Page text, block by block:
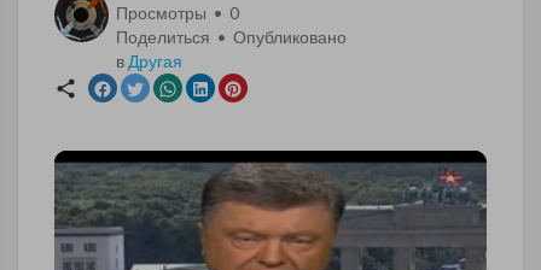
Просмотры • 0
Поделиться • Опубликовано
в Другая